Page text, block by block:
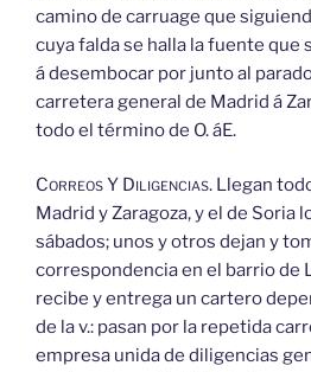
camino de carruage que
cuya falda se halla la fuente que
á desembocar por junto al
carretera general de Madrid á
todo el término de O. áE.
CorreosY Diligencias. Llegan
Madrid y Zaragoza, y el de Soria
sábados; unos y otros dejan y
correspondencia en el barrio de
recibe y entrega un cartero
de la v.: pasan por la repetida
empresa unida de diligencias